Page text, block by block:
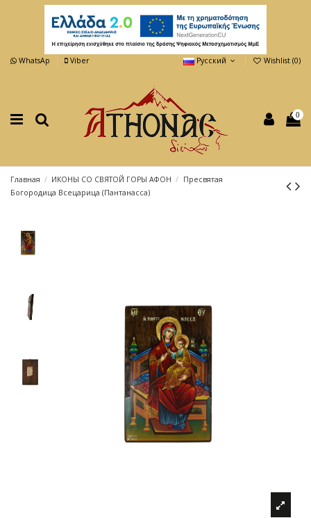
WhatsAp Viber Русский Wishlist (0)
0
Главная ИКОНЫ СО СВЯТОЙ ГОРЫ АФОН
Пресвятая
Богородица Всецарица (Пантанасса)